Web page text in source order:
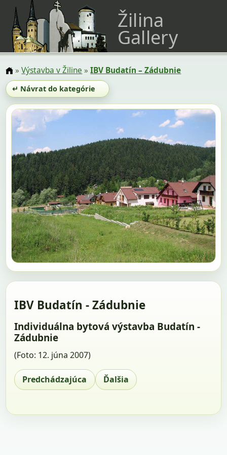
Žilina
Gallery
»Výstavba v Žiline »IBV Budatín – Zádubnie
↵ Návrat do kategórie
IBV Budatín - Zádubnie
Individuálna bytová výstavba Budatín -
Zádubnie
(Foto: 12. júna 2007)
Predchádzajúca Ďalšia